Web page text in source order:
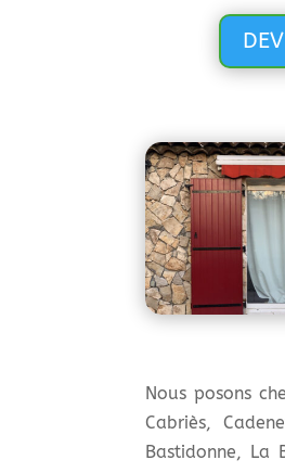
Nous posons
Cabriès,
Bastidonne, La